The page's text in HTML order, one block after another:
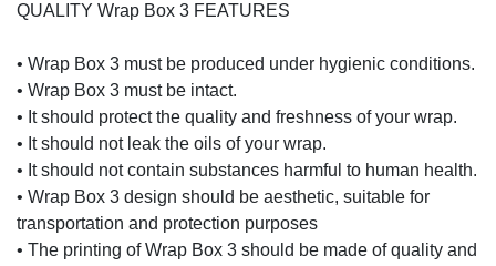
QUALITY Wrap Box 3 FEATURES
• Wrap Box 3 must be produced under hygienic conditions.
• Wrap Box 3 must be intact.
• It should protect the quality and freshness of your wrap.
• It should not leak the oils of your wrap.
• It should not contain substances harmful to human health.
• Wrap Box 3 design should be aesthetic, suitable for
transportation and protection purposes
• The printing of Wrap Box 3 should be made of quality and